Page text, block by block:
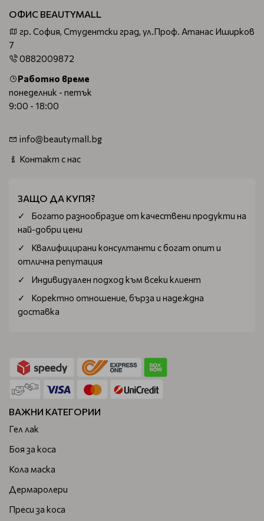
ОФИС BEAUTYMALL
гр. София, Студентски град, ул.Проф. Атанас Иширков
7
0882009872
Работно време
понеделник - петък
9:00 - 18:00
info@beautymall.bg
Контакт с нас
ЗАЩО ДА КУПЯ?
Богатo разнообразие от качествени продукти на
най-добри цени
Квалифицирани консултанти с богат опит и
отлична репутация
Индивидуален подход към всеки клиент
Коректно отношение, бърза и надеждна
доставка
ВАЖНИ КАТЕГОРИИ
Гел лак
Боя за коса
Кола маска
Дермаролери
Преси за коса